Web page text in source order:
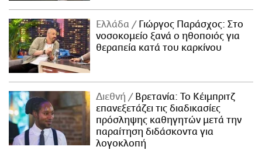
Ελλάδα
Γιώργος Παράσχος: Στο
νοσοκομείο ξανά ο ηθοποιός για
θεραπεία κατά του καρκίνου
Διεθνή
Βρετανία: Το Κέιμπριτζ
επανεξετάζει τις διαδικασίες
πρόσληψης καθηγητών μετά την
παραίτηση διδάσκοντα για
λογοκλοπή